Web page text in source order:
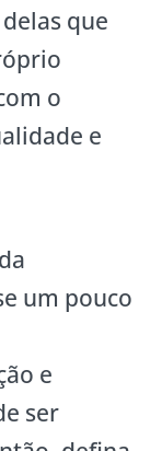
que
o
e
um pouco
e
ser